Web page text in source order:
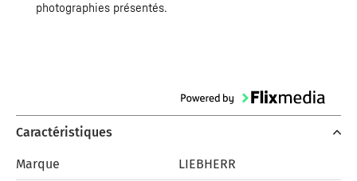
photographies présentés.
Caractéristiques
Marque LIEBHERR